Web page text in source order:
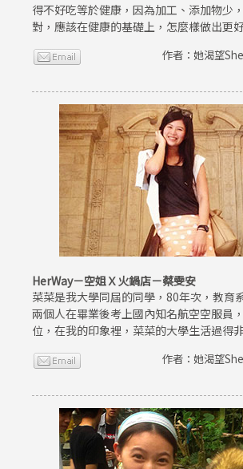
得不好吃等於健康，因為加工、添加物少
對，應該在健康的基礎上，怎麼樣做出更
作者：她渴望
HerWay－空姐Ｘ火鍋店－蔡雯安
菜菜是我大學同屆的同學，80年次，教育
兩個人在畢業後考上國內知名航空空服員
位，在我的印象裡，菜菜的大學生活過得
作者：她渴望